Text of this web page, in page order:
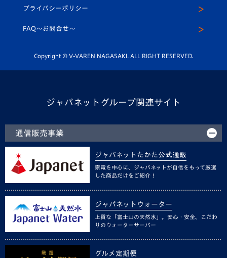
平和祈念活動
ホームタウン活動
スクール
公式LINE＠
プライバシーポリシー
FAQ〜お問合せ〜
Copyright © V-VAREN NAGASAKI. ALL RIGHT RESERVED.
ジャパネットグループ関連サイト
通信販売事業
ジャパネットたかた公式通販
家電を中心に、ジャパネットが自信をもって厳選
した商品だけをご紹介！
ジャパネットウォーター
上質な「富士山の天然水」。安心・安全、こだわ
りのウォーターサーバー
グルメ定期便